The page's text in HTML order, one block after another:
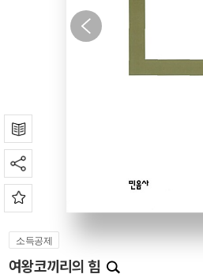
소득공제
여왕코끼리의 힘